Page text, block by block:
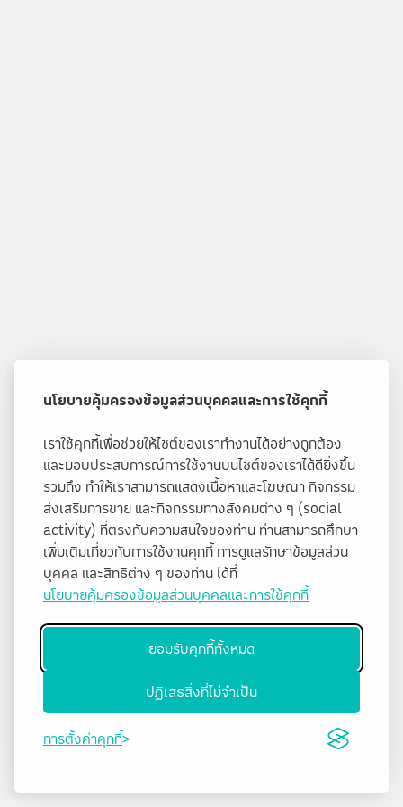
นโยบายคุ้มครองข้อมูลส่วนบุคคลและการใช้คุกกี้
เราใช้คุกกี้เพื่อช่วยให้ไซต์ของเราทำงานได้อย่างถูกต้อง
และมอบประสบการณ์การใช้งานบนไซต์ของเราได้ดียิ่งขึ้น
รวมถึง ทำให้เราสามารถแสดงเนื้อหาและโฆษณา กิจกรรม
ส่งเสริมการขาย และกิจกรรมทางสังคมต่าง ๆ (social
activity) ที่ตรงกับความสนใจของท่าน ท่านสามารถศึกษา
เพิ่มเติมเกี่ยวกับการใช้งานคุกกี้ การดูแลรักษาข้อมูลส่วน
บุคคล และสิทธิต่าง ๆ ของท่าน ได้ที่
นโยบายคุ้มครองข้อมูลส่วนบุคคลและการใช้คุกกี้
ยอมรับคุกกี้ทั้งหมด
ปฏิเสธสิ่งที่ไม่จำเป็น
การตั้งค่าคุกกี้